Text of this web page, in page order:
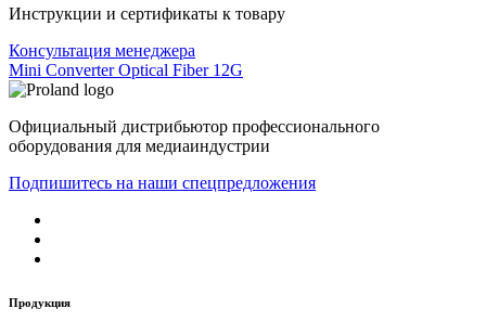
Инструкции и сертификаты к товару
Консультация менеджера
Mini Converter Optical Fiber 12G
Официальный дистрибьютор профессионального
оборудования для медиаиндустрии
Подпишитесь на наши спецпредложения
Продукция